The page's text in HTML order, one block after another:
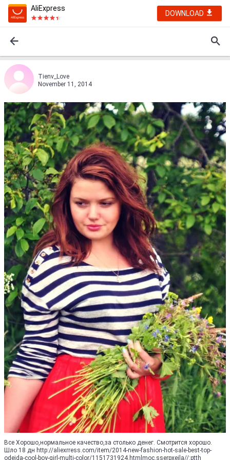
AliExpress
DOWNLOAD
Tienv_Love
November 11, 2014
Все Хорошо,нормальное качество,за столько денег. Смотрится хорошо.
Шло 18 дн http://aliexrress.com/item/2014-new-fashion-hot-sale-best-top-
odejda-cool-boy-girl-multi-color/1151731924.html‮http://aliexpress.com